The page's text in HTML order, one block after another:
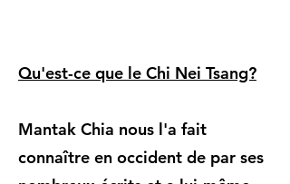
Qu'est-ce que le Chi Nei Tsang?
Mantak Chia nous l'a fait
connaître en occident de par ses